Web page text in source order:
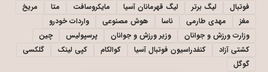
فوتبال
لیگ برتر لیگ قهرمانان آسیا مایکروسافت متا
مریخ
مغز
مهدی طارمی ناسا هوش مصنوعی
واردات خودرو
وزارت ورزش و جوانان
وزیر ورزش و جوانان پرسپولیس
چین
کشتی آزاد
کنفدراسیون فوتبال آسیا کوالکام کپی لینک
گلکسی
گوگل